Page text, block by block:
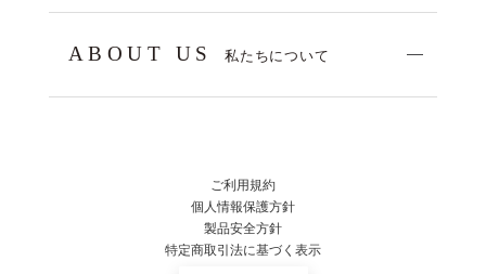
ABOUT US 私たちについて
ご利用規約
個人情報保護方針
製品安全方針
特定商取引法に基づく表示